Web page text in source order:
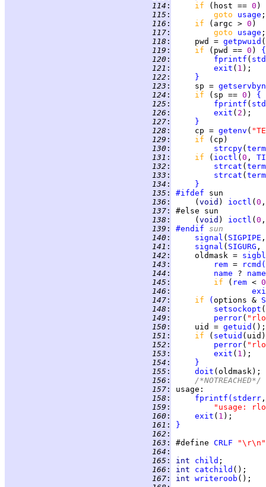
114 : if (host == 0
115 : goto usage
116 : if (argc > 0
117 : goto usage
118 :
     pwd =
getpwuid (
119 : if (pwd == 0 ) {
120 : fprintf (
121 : exit ( 1
122 :
}
123 :
     sp =
124 : if (sp == 0 ) {
125 : fprintf (
126 : exit ( 2
127 :
}
128 :
     cp =
getenv (
129 : if
130 : strcpy( term
131 : if ( ioctl ( 0 ,
132 : strcat ( term
133 : strcat ( term
134 :
}
135 : #ifdef
136 :
     (
void ) ioctl ( 0
137 :
138 :
     (
void ) ioctl ( 0
139 : #endif sun
140 : signal ( SIGPIPE
141 : signal ( SIGURG ,
142 :
     oldmask =
143 : rem = rcmd (
144 : name ? name
145 : if ( rem < 0
146 :
147 : if ( options &
148 : setsockopt (
149 : perror(
150 :
     uid =
getuid
151 : if ( setuid
152 : perror(
153 : exit ( 1
154 :
}
155 : doit
156 :
/*NOTREACHED*/
157 : usage
158 : fprintf ( stderr
159 :
"usage:
160 : exit ( 1
161 :
}
162 :
163 : #define CRLF
"\r\n"
164 :
165 : int child
166 : int catchild
167 : int writeroob